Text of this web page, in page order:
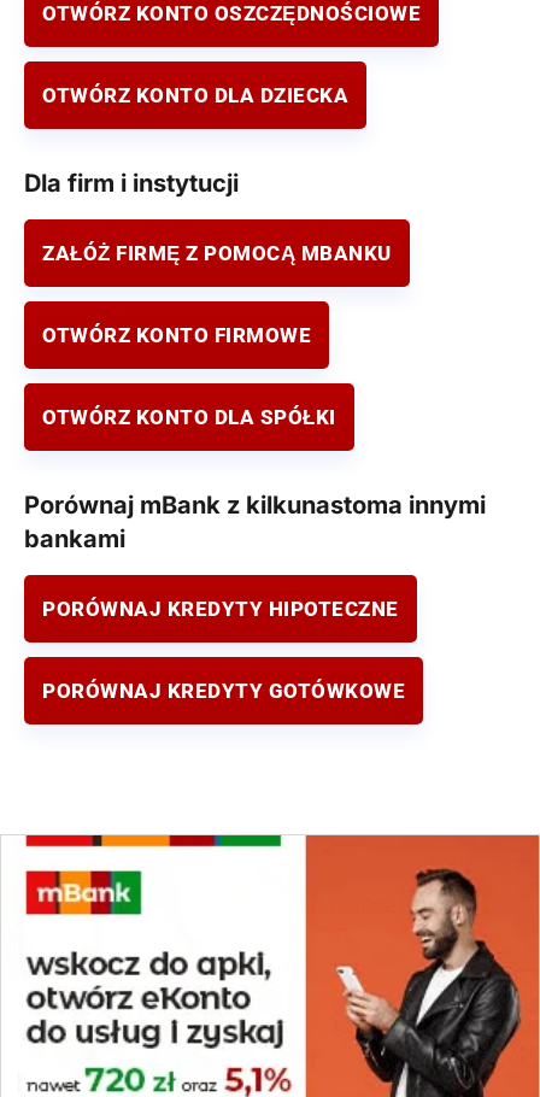
OTWÓRZ KONTO OSZCZĘDNOŚCIOWE
OTWÓRZ KONTO DLA DZIECKA
Dla firm i instytucji
ZAŁÓŻ FIRMĘ Z POMOCĄ MBANKU
OTWÓRZ KONTO FIRMOWE
OTWÓRZ KONTO DLA SPÓŁKI
Porównaj mBank z kilkunastoma innymi
bankami
PORÓWNAJ KREDYTY HIPOTECZNE
PORÓWNAJ KREDYTY GOTÓWKOWE